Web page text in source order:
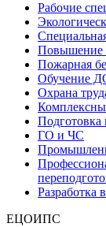
Рабочие
Повышение
Пожарная
Обучение
Охрана
Подготовка
ГО и ЧС
Разработка
ЕЦОИПС